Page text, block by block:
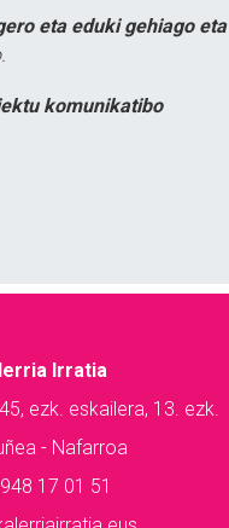
eta eduki gehiago eta
komunikatibo
Irratia
ezk. eskailera, 13. ezk.
- Nafarroa
17 01 51